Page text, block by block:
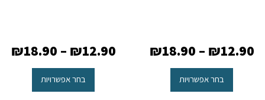
₪12.90
–
₪18.90
בחר אפשרויות
₪12.90
–
₪18.90
בחר אפשרויות